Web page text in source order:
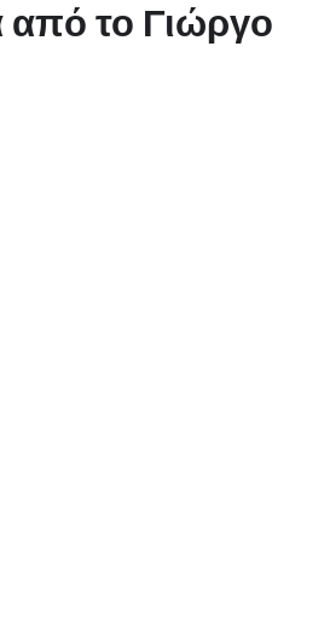
από το Γιώργο